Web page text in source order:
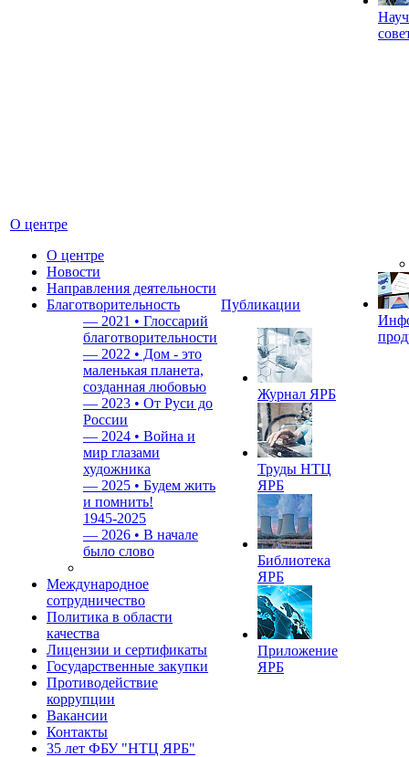
О центре
О центре
Новости
Направления деятельности
Благотворительность
— 2021 • Глоссарий
благотворительности
— 2022 • Дом - это
маленькая планета,
созданная любовью
— 2023 • От Руси до
России
— 2024 • Война и
мир глазами
художника
— 2025 • Будем жить
и помнить!
1945-2025
— 2026 • В начале
было слово
Международное
сотрудничество
Политика в области
качества
Лицензии и сертификаты
Государственные закупки
Противодействие
коррупции
Вакансии
Контакты
35 лет ФБУ "НТЦ ЯРБ"
Публикации
Журнал ЯРБ
Труды НТЦ
ЯРБ
Библиотека
ЯРБ
Приложение
ЯРБ